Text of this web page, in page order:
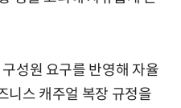
성원 요구를 반영해 자율
니스 캐주얼 복장 규정을